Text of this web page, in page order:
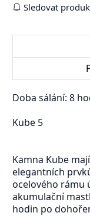
Sledovat
Doba sálání: 8
Kube 5
Kamna Kube
elegantních
ocelového rámu
akumulační
hodin po